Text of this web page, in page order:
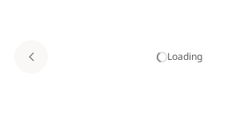
Loading